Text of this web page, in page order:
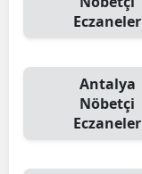
Eczaneler
Antalya
Nöbetçi
Eczaneler